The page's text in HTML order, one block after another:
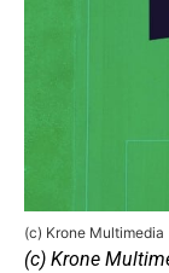
(c) Krone Multimedia
(c) Krone